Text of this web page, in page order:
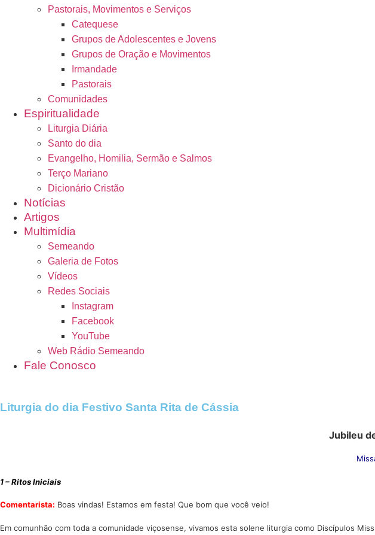
Pastorais, Movimentos e Serviços
Catequese
Grupos de Adolescentes e Jovens
Grupos de Oração e Movimentos
Irmandade
Pastorais
Comunidades
Espiritualidade
Liturgia Diária
Santo do dia
Evangelho, Homilia, Sermão e Salmos
Terço Mariano
Dicionário Cristão
Notícias
Artigos
Multimídia
Semeando
Galeria de Fotos
Vídeos
Redes Sociais
Instagram
Facebook
YouTube
Web Rádio Semeando
Fale Conosco
Liturgia do dia Festivo Santa Rita de Cássia
Jubileu
1 – Ritos Iniciais
Comentarista: Boas vindas! Estamos em festa! Que bom que você veio!
Em comunhão com toda a comunidade viçosense, vivamos esta solene liturgia como Discípulos